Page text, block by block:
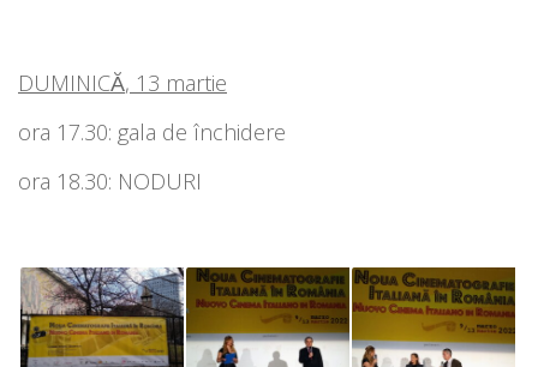
DUMINICᾸ, 13 martie
ora 17.30: gala de închidere
ora 18.30: NODURI